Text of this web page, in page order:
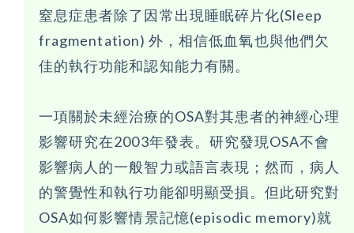
窒息症患者除了因常出現睡眠碎片化(Sleep
fragmentation) 外，相信低血氧也與他們欠
佳的執行功能和認知能力有關。
一項關於未經治療的OSA對其患者的神經心理
影響研究在2003年發表。研究發現OSA不會
影響病人的一般智力或語言表現；然而，病人
的警覺性和執行功能卻明顯受損。但此研究對
OSA如何影響情景記憶(episodic memory)就